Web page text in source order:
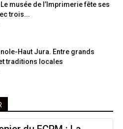
musée de l’Imprimerie fête ses
trois...
Haut Jura. Entre grands
traditions locales